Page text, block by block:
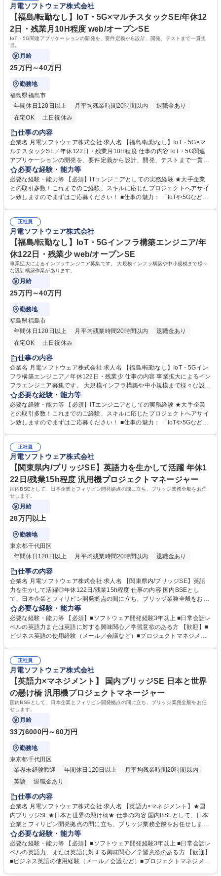
ャリア形成などの相談・アドバイスの機会） 学歴・資格 学歴：大学院 大
学 高専 短大 専修学校 語学力： 資格：
月電ソフトウェア株式会社
【福島/転勤なし】IoT・5G×マルチスタックSE/年休12
2日・残業月10H程度 web/オープンSE
IoT・5G関連アプリケーションの開発を、要件定義から設計、開発、テストまで一貫担
当。
月給
25万円～40万円
勤務地
福島県福島市
年間休日120日以上
月平均残業時間20時間以内
退職金あり
在宅OK
土日祝休み
仕事の内容
企業名 月電ソフトウェア株式会社 求人名 【福島/転勤なし】IoT・5G×マ
ルチスタックSE／年休122日・残業月10H程度 仕事の内容 IoT・5G関連
アプリケーションの開発を、要件定義から設計、開発、テストまで一貫担
当。 【業務内容詳細】■要件定義、設計、開発、テストまでを包括するア
プリケーション開発全工程を担当 ■第三者検証業務もあり、品質管理の視
点を学べる ■チーム構成は2～5名と適度な規模で、協働しながら工程を進
められる環境 ■開発手法はウォーターフォールとアジャイルの両方を採用
必要な経験・能力等
必要な経験・能力等 【必須】ITエンジニアとしての実務経験 ★大手企業
との取引多数！これまでのご経験、スキルに応じたプロジェクトへアサイ
ン致しますのでまずはご応募ください！ ■仕事の魅力： 「IoTや5Gなど、
ーの専門性が付く！ ◇大手通信キャリア向けのネットワーク／インフラシ
ステムの開発 学歴・資格 学歴：大学院 大学 短大 専修学校 語学力： 資
格：
正社員
月電ソフトウェア株式会社
【福島/転勤なし】IoT・5Gインフラ構築エンジニア/年
休122日・残業少 web/オープンSE
事業拡大によるインフラエンジニア募集です。 大規模インフラ構築や中小規模まで様々
な設計構築作業があります。
月給
25万円～40万円
勤務地
福島県福島市
年間休日120日以上
月平均残業時間20時間以内
退職金あり
在宅OK
土日祝休み
仕事の内容
企業名 月電ソフトウェア株式会社 求人名 【福島/転勤なし】IoT・5Gイン
フラ構築エンジニア／年休122日・残業少 仕事の内容 事業拡大によるイン
フラエンジニア募集です。 大規模インフラ構築や中小規模まで様々な設計
構築作業があります。 【具体的な仕事内容】 ◇ご経験に応じたネットワ
ーク設計構築作業 ◇ご経験に応じたサーバー／クラウド設計構築作業 ◇
チーム体制：案件毎に異なりますが、2名～5名チームでのプロジェクトが
多いです 募集職種 【福島/転勤なし】IoT・5Gインフラ構築エンジニア／
必要な経験・能力等
必要な経験・能力等 【必須】ITエンジニアとしての実務経験 ★大手企業
との取引多数！これまでのご経験、スキルに応じたプロジェクトへアサイ
ン致しますのでまずはご応募ください！ ■仕事の魅力： 「IoTや5Gなど、
ーの専門性が付く！ ◇大手通信キャリア向けのネットワーク／インフラシ
ステムの開発 学歴・資格 学歴：大学院 大学 短大 専修学校 語学力： 資
格：
正社員
月電ソフトウェア株式会社
【関東県内/ブリッジSE】英語力を生かして活躍 年休1
22日/残業15h程度 汎用機プロジェクトマネージャー
国内BSEとして、日本企業とフィリピン開発拠点の間に立ち、ブリッジ業務全般をお任
せします。
月給
28万円以上
勤務地
東京都千代田区
年間休日120日以上
月平均残業時間20時間以内 退職金あり
仕事の内容
企業名 月電ソフトウェア株式会社 求人名 【関東県内/ブリッジSE】英語
力を生かして活躍◎年休122日/残業15h程度 仕事の内容 国内BSEとし
て、日本企業とフィリピン開発拠点の間に立ち、ブリッジ業務全般をお任
せします。 【業務内容詳細】■業務系システム開発、通信インフラ開発な
どのPJT進捗／品質向上業務管理をお任せします。■日本法人の顧客折
衝、現地メンバーのマネジメント等をお願いします。 【キャリアビジョ
ン】■海外BSEやPMとして、グローバルに活躍する道が拓けます。 募集
必要な経験・能力等
必要な経験・能力等 【必須】■ソフトウェア開発経験3年以上 ■日常会話レ
ベルの英語力または英語に対する興味関心／学習意欲のある方 【歓迎】■
ビジネス英語の使用経験（メール／会議など）■プロジェクトマネジメン
きる方 学歴・資格 学歴：大学院 大学 短大 専修学校 語学力： 資格：
正社員
月電ソフトウェア株式会社
【英語力×マネジメント】 国内ブリッジSE 日本と世界
の懸け橋 汎用機プロジェクトマネージャー
国内BSEとして、日本企業とフィリピン開発拠点の間に立ち、ブリッジ業務全般をお任
せします。
月給
33万6000円～60万円
勤務地
東京都千代田区
業界未経験歓迎
年間休日120日以上
月平均残業時間20時間以内
英語
退職金あり
仕事の内容
企業名 月電ソフトウェア株式会社 求人名 【英語力×マネジメント】★国
内ブリッジSE★日本と世界の懸け橋★ 仕事の内容 国内BSEとして、日本
企業とフィリピン開発拠点の間に立ち、ブリッジ業務全般をお任せしま
す。 【業務内容詳細】■業務系システム開発、通信インフラ開発などのPJ
T進捗／品質向上業務管理をお任せします。■日本法人の顧客折衝、現地メ
ンバーのマネジメント等をお願いします。 【キャリアビジョン】■海外BS
EやPMとして、グローバルに活躍する道が拓けます。 募集職種 【英語力×
必要な経験・能力等
必要な経験・能力等 【必須】■ソフトウェア開発経験3年以上 ■日常会話レ
ベルの英語力、または英語に対する興味関心／学習意欲のある方 【歓迎】
■ビジネス英語の使用経験（メール／会議など）■プロジェクトマネジメン